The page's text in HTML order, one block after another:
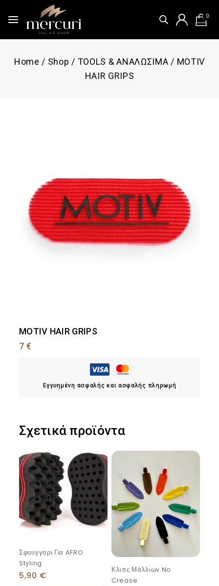
0
Home / Shop / TOOLS & ΑΝΑΛΩΣΙΜΑ / MOTIV
HAIR GRIPS
MOTIV HAIR GRIPS
7€
Εγγυημένη ασφαλής και ασφαλής πληρωμή
Σχετικά προϊόντα
Σφουγγαρι Για AFRO
Styling
5,90 €
Κλιπς Μάλλιων No
Crease